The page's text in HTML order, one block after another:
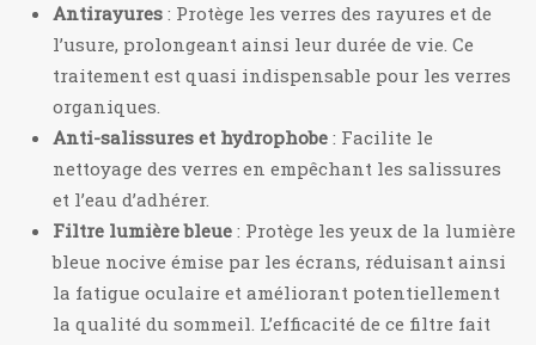
Antirayures : Protège les verres des rayures et de
l’usure, prolongeant ainsi leur durée de vie. Ce
traitement est quasi indispensable pour les verres
organiques.
Anti-salissures et hydrophobe : Facilite le
nettoyage des verres en empêchant les salissures
et l’eau d’adhérer.
Filtre lumière bleue : Protège les yeux de la lumière
bleue nocive émise par les écrans, réduisant ainsi
la fatigue oculaire et améliorant potentiellement
la qualité du sommeil. L’efficacité de ce filtre fait